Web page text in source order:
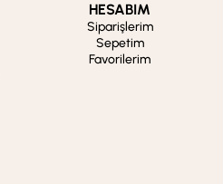
HESABIM
Siparişlerim
Sepetim
Favorilerim